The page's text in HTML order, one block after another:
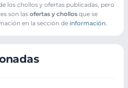
los chollos y ofertas publicadas, pero
son las ofertas y chollos que se
en la sección de información.